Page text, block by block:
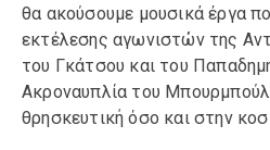
θα ακούσουμε μουσικά έργα
εκτέλεσης αγωνιστών της
του Γκάτσου και του
Ακροναυπλία του
θρησκευτική όσο και στην